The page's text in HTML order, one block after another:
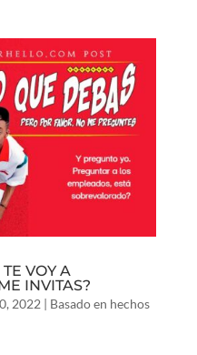
VOY A
INVITAS?
2022 | Basado en hechos